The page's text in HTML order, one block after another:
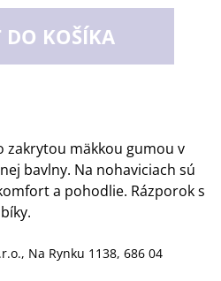
DO KOŠÍKA
zakrytou mäkkou gumou v
bavlny. Na nohaviciach sú
a pohodlie. Rázporok s
Na Rynku 1138, 686 04